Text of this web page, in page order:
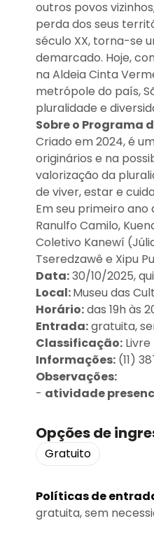
outros povos
perda dos seus
século XX, torna-se
demarcado. Hoje,
na Aldeia Cinta
metrópole do país,
pluralidade e
Sobre o Programa
Criado em 2024, é
originários e na
valorização da
de viver, estar e
Em seu primeiro ano
Ranulfo Camilo,
Coletivo Kanewí
Tseredzawê e Xipu
Data:30/10/2025,
Local:Museu das
Horário:das 19h às
Entrada:gratuita,
Classificação: Livre
Informações: (11)
Observações:
- atividade
Opções de
Gratuito
Políticas de
gratuita, sem